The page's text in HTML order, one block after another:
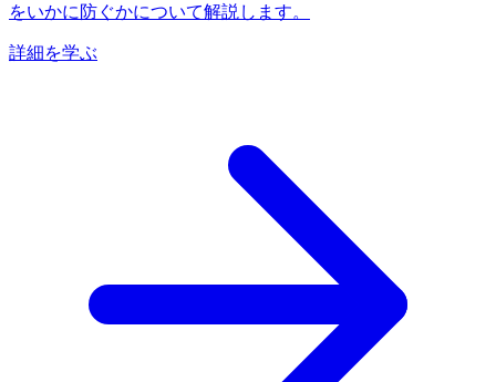
をいかに防ぐかについて解説します。
詳細を学ぶ